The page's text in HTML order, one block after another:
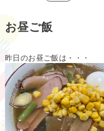
お昼ご飯
昨日のお昼ご飯は・・・